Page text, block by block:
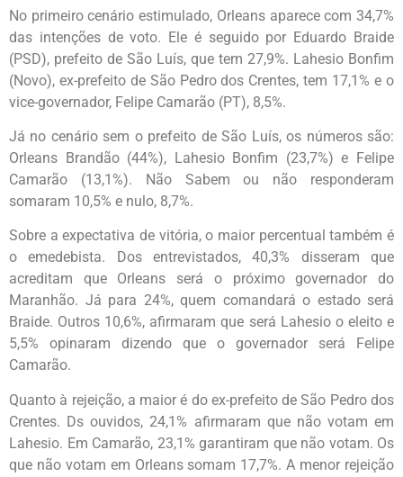
No primeiro cenário estimulado, Orleans aparece com 34,7%
das intenções de voto. Ele é seguido por Eduardo Braide
(PSD), prefeito de São Luís, que tem 27,9%. Lahesio Bonfim
(Novo), ex-prefeito de São Pedro dos Crentes, tem 17,1% e o
vice-governador, Felipe Camarão (PT), 8,5%.
Já no cenário sem o prefeito de São Luís, os números são:
Orleans Brandão (44%), Lahesio Bonfim (23,7%) e Felipe
Camarão (13,1%). Não Sabem ou não responderam
somaram 10,5% e nulo, 8,7%.
Sobre a expectativa de vitória, o maior percentual também é
o emedebista. Dos entrevistados, 40,3% disseram que
acreditam que Orleans será o próximo governador do
Maranhão. Já para 24%, quem comandará o estado será
Braide. Outros 10,6%, afirmaram que será Lahesio o eleito e
5,5% opinaram dizendo que o governador será Felipe
Camarão.
Quanto à rejeição, a maior é do ex-prefeito de São Pedro dos
Crentes. Ds ouvidos, 24,1% afirmaram que não votam em
Lahesio. Em Camarão, 23,1% garantiram que não votam. Os
que não votam em Orleans somam 17,7%. A menor rejeição